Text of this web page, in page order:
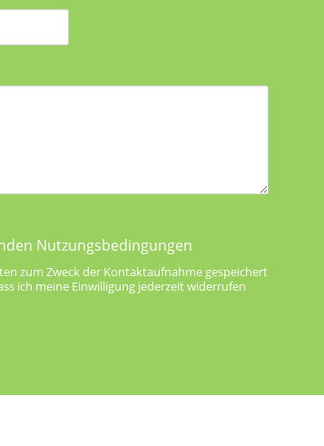
Nutzungsbedingungen
zum Zweck der Kontaktaufnahme gespeichert
ich meine Einwilligung jederzeit widerrufen